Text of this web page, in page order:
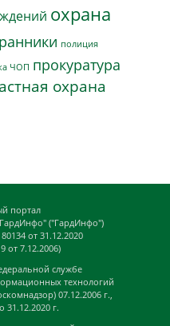
охрана
полиция
ЧОП прокуратура
охрана
портал
("ГардИнфо")
от 31.12.2020
от 7.12.2006)
службе
технологий
07.12.2006 г.,
31.12.2020 г.